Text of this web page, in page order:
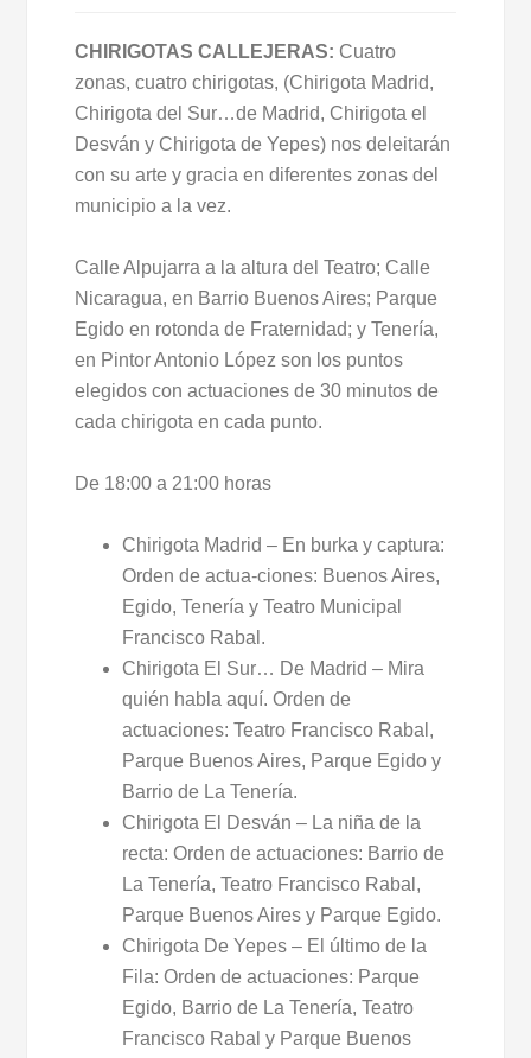
CHIRIGOTAS CALLEJERAS: Cuatro
zonas, cuatro chirigotas, (Chirigota Madrid,
Chirigota del Sur…de Madrid, Chirigota el
Desván y Chirigota de Yepes) nos deleitarán
con su arte y gracia en diferentes zonas del
municipio a la vez.
Calle Alpujarra a la altura del Teatro; Calle
Nicaragua, en Barrio Buenos Aires; Parque
Egido en rotonda de Fraternidad; y Tenería,
en Pintor Antonio López son los puntos
elegidos con actuaciones de 30 minutos de
cada chirigota en cada punto.
De 18:00 a 21:00 horas
Chirigota Madrid – En burka y captura:
Orden de actua-ciones: Buenos Aires,
Egido, Tenería y Teatro Municipal
Francisco Rabal.
Chirigota El Sur… De Madrid – Mira
quién habla aquí. Orden de
actuaciones: Teatro Francisco Rabal,
Parque Buenos Aires, Parque Egido y
Barrio de La Tenería.
Chirigota El Desván – La niña de la
recta: Orden de actuaciones: Barrio de
La Tenería, Teatro Francisco Rabal,
Parque Buenos Aires y Parque Egido.
Chirigota De Yepes – El último de la
Fila: Orden de actuaciones: Parque
Egido, Barrio de La Tenería, Teatro
Francisco Rabal y Parque Buenos